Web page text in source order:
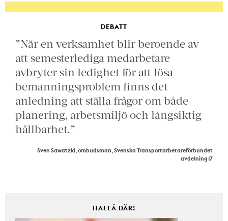
DEBATT
”När en verksamhet blir beroende av
att semesterlediga medarbetare
avbryter sin ledighet för att lösa
bemanningsproblem finns det
anledning att ställa frågor om både
planering, arbetsmiljö och långsiktig
hållbarhet.”
Sven Sawatzki, ombudsman, Svenska Transportarbetareförbundet
avdelning 17
HALLÅ DÄR!